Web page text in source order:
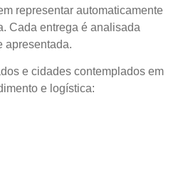
representar automaticamente
Cada entrega é analisada
apresentada.
e cidades contemplados em
e logística: